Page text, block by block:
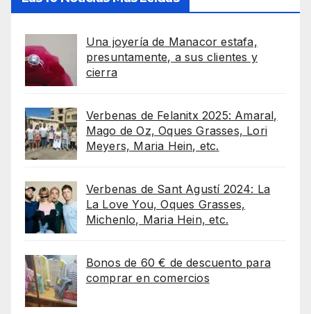
Una joyería de Manacor estafa,
presuntamente, a sus clientes y
cierra
Verbenas de Felanitx 2025: Amaral,
Mago de Oz, Oques Grasses, Lori
Meyers, Maria Hein, etc.
Verbenas de Sant Agustí 2024: La
La Love You, Oques Grasses,
Michenlo, Maria Hein, etc.
Bonos de 60 € de descuento para
comprar en comercios